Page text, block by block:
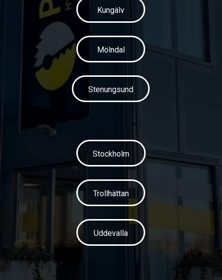
Kungälv
Mölndal
Stenungsund
Stockholm
Trollhättan
Uddevalla